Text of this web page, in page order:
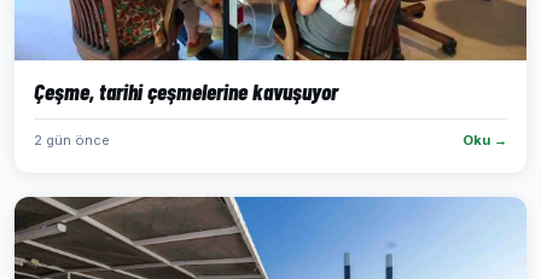
Çeşme, tarihi çeşmelerine kavuşuyor
2 gün önce Oku →